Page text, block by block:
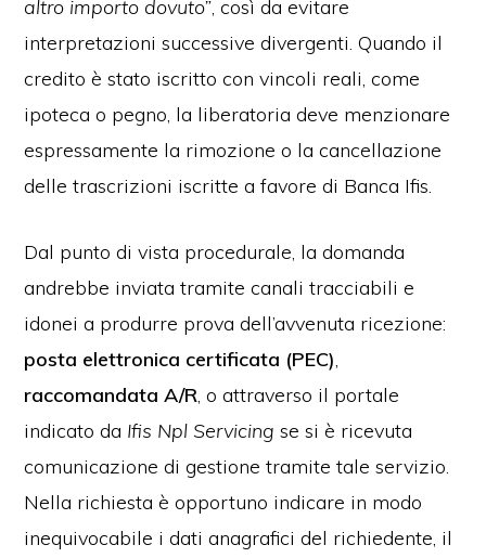
altro importo dovuto”, così da evitare
interpretazioni successive divergenti. Quando il
credito è stato iscritto con vincoli reali, come
ipoteca o pegno, la liberatoria deve menzionare
espressamente la rimozione o la cancellazione
delle trascrizioni iscritte a favore di Banca Ifis.
Dal punto di vista procedurale, la domanda
andrebbe inviata tramite canali tracciabili e
idonei a produrre prova dell’avvenuta ricezione:
posta elettronica certificata (PEC),
raccomandata A/R, o attraverso il portale
indicato da Ifis Npl Servicing se si è ricevuta
comunicazione di gestione tramite tale servizio.
Nella richiesta è opportuno indicare in modo
inequivocabile i dati anagrafici del richiedente, il